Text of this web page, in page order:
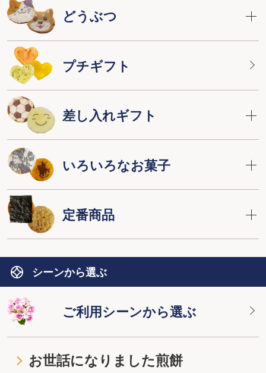
どうぶつ
プチギフト
差し入れギフト
いろいろなお菓子
定番商品
シーンから選ぶ
ご利用シーンから選ぶ
お世話になりました煎餅